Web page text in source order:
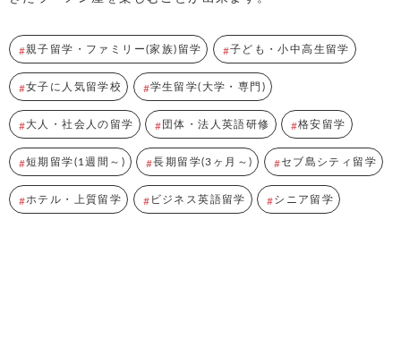
親子留学・ファミリー(家族)留学 子ども・小中高生留学
女子に人気留学校 学生留学(大学・専門)
大人・社会人の留学 団体・法人英語研修 格安留学
短期留学(1週間～) 長期留学(3ヶ月～) セブ島シティ留学
ホテル・上質留学 ビジネス英語留学 シニア留学